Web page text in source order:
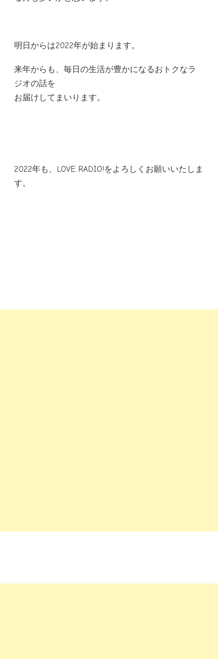
明日からは2022年が始まります。
来年からも、毎日の生活が豊かになるおトクなラ
ジオの話を
お届けしてまいります。
2022年も、LOVE RADIO!をよろしくお願いいたしま
す。